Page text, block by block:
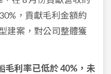
，貢獻毛利金額約
建案，對公司整體獲
毛利率已低於 40%，未